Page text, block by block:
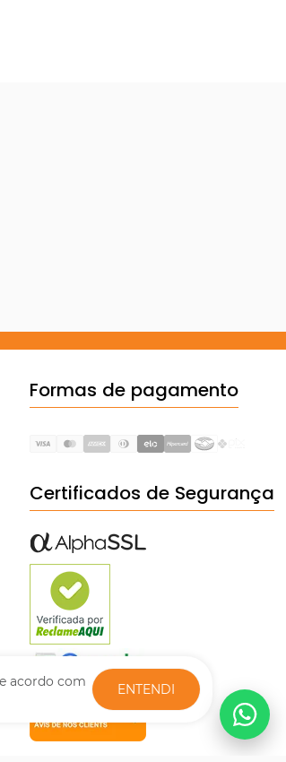
acordo com
ENTENDI
Formas de pagamento
Certificados de Segurança